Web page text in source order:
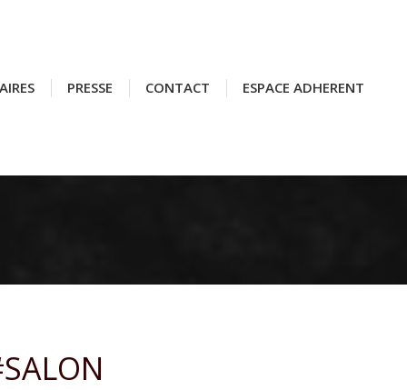
PRESSE CONTACT ESPACE ADHERENT
PRESSE CONTACT ESPACE ADHERENT